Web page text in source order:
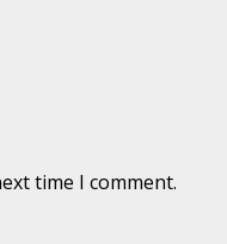
time I comment.